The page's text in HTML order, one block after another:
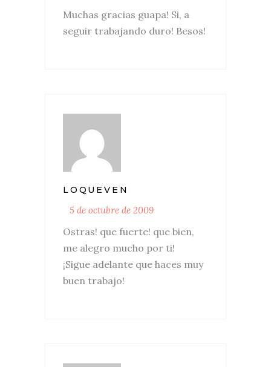
Muchas gracias guapa! Si, a
seguir trabajando duro! Besos!
LOQUEVEN
5 de octubre de 2009
Ostras! que fuerte! que bien,
me alegro mucho por ti!
¡Sigue adelante que haces muy
buen trabajo!